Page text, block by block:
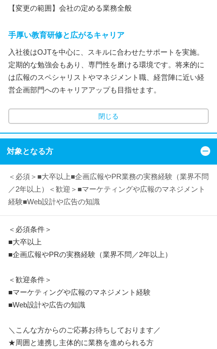
【変更の範囲】会社の定める業務全般
手厚い教育研修と広がるキャリア
入社後はOJTを中心に、スキルに合わせたサポートを実施。
定期的な勉強会もあり、専門性を磨ける環境です。将来的に
は広報のスペシャリストやマネジメント職、経営陣に近い経
営企画部門へのキャリアアップも目指せます。
閉じる
対象となる方
＜必須＞■大卒以上■企画広報やPR業務の実務経験（業界不問
／2年以上）＜歓迎＞■マーケティングや広報のマネジメント
経験■Web設計や広告の知識
＜必須条件＞
■大卒以上
■企画広報やPRの実務経験（業界不問／2年以上）
＜歓迎条件＞
■マーケティングや広報のマネジメント経験
■Web設計や広告の知識
＼こんな方からのご応募お待ちしております／
★周囲と連携し主体的に業務を進められる方